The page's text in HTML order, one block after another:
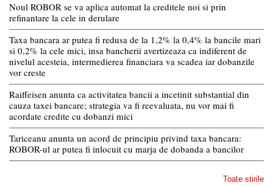
Noul ROBOR se va aplica automat la creditele noi si prin
refinantare la cele in derulare
Taxa bancara ar putea fi redusa de la 1,2% la 0,4% la bancile mari
si 0,2% la cele mici, insa bancherii avertizeaza ca indiferent de
nivelul acesteia, intermedierea financiara va scadea iar dobanzile
vor creste
Raiffeisen anunta ca activitatea bancii a incetinit substantial din
cauza taxei bancare; strategia va fi reevaluata, nu vor mai fi
acordate credite cu dobanzi mici
Tariceanu anunta un acord de principiu privind taxa bancara:
ROBOR-ul ar putea fi inlocuit cu marja de dobanda a bancilor
Toate stirile